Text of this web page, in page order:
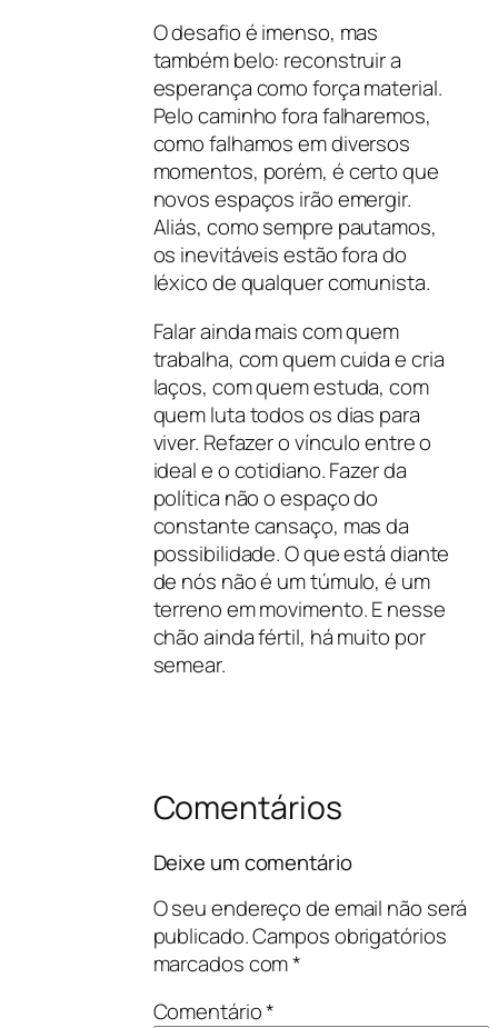
O desafio é imenso, mas
também belo: reconstruir a
esperança como força material.
Pelo caminho fora falharemos,
como falhamos em diversos
momentos, porém, é certo que
novos espaços irão emergir.
Aliás, como sempre pautamos,
os inevitáveis estão fora do
léxico de qualquer comunista.
Falar ainda mais com quem
trabalha, com quem cuida e cria
laços, com quem estuda, com
quem luta todos os dias para
viver. Refazer o vínculo entre o
ideal e o cotidiano. Fazer da
política não o espaço do
constante cansaço, mas da
possibilidade. O que está diante
de nós não é um túmulo, é um
terreno em movimento. E nesse
chão ainda fértil, há muito por
semear.
Comentários
Deixe um comentário
O seu endereço de email não será
publicado.Campos obrigatórios
marcados com*
Comentário*